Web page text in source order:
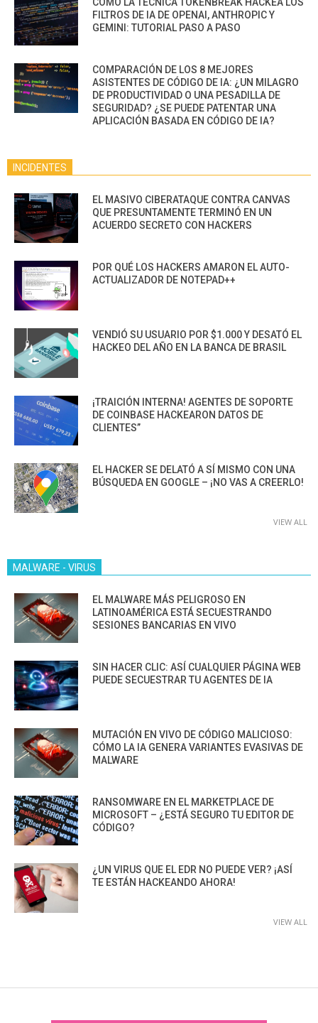
FILTROS DE IA DE OPENAI, ANTHROPIC Y
GEMINI: TUTORIAL PASO A PASO
COMPARACIÓN DE LOS 8 MEJORES
ASISTENTES DE CÓDIGO DE IA: ¿UN MILAGRO
DE PRODUCTIVIDAD O UNA PESADILLA DE
SEGURIDAD? ¿SE PUEDE PATENTAR UNA
APLICACIÓN BASADA EN CÓDIGO DE IA?
INCIDENTES
EL MASIVO CIBERATAQUE CONTRA CANVAS
QUE PRESUNTAMENTE TERMINÓ EN UN
ACUERDO SECRETO CON HACKERS
POR QUÉ LOS HACKERS AMARON EL AUTO-
ACTUALIZADOR DE NOTEPAD++
VENDIÓ SU USUARIO POR $1.000 Y DESATÓ EL
HACKEO DEL AÑO EN LA BANCA DE BRASIL
¡TRAICIÓN INTERNA! AGENTES DE SOPORTE
DE COINBASE HACKEARON DATOS DE
CLIENTES”
EL HACKER SE DELATÓ A SÍ MISMO CON UNA
BÚSQUEDA EN GOOGLE – ¡NO VAS A CREERLO!
VIEW ALL
MALWARE - VIRUS
EL MALWARE MÁS PELIGROSO EN
LATINOAMÉRICA ESTÁ SECUESTRANDO
SESIONES BANCARIAS EN VIVO
SIN HACER CLIC: ASÍ CUALQUIER PÁGINA WEB
PUEDE SECUESTRAR TU AGENTES DE IA
MUTACIÓN EN VIVO DE CÓDIGO MALICIOSO:
CÓMO LA IA GENERA VARIANTES EVASIVAS DE
MALWARE
RANSOMWARE EN EL MARKETPLACE DE
MICROSOFT – ¿ESTÁ SEGURO TU EDITOR DE
CÓDIGO?
¿UN VIRUS QUE EL EDR NO PUEDE VER? ¡ASÍ
TE ESTÁN HACKEANDO AHORA!
VIEW ALL